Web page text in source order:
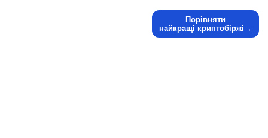
Порівняти
найкращі криптобіржі→